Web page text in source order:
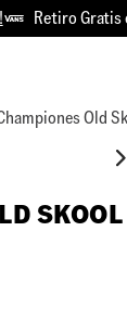
Retiro Gratis
Old